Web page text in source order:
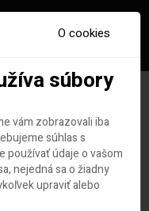
pagoda
O cookies
súbory
vám zobrazovali iba
súhlas s
používať údaje o vašom
nejedná sa o žiadny
upraviť alebo